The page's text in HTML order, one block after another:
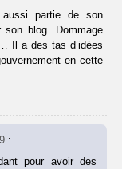
aussi partie de son
blog. Dommage
Il a des tas d’idées
en cette
:
pour avoir des